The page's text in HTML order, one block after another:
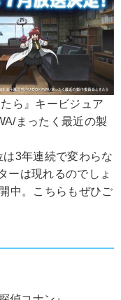
ら』キービジュア
まったく最近の製
3年連続で変わらな
ーは現れるのでしょ
中。こちらもぜひご